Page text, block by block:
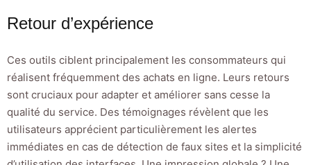
Retour d’expérience
Ces outils ciblent principalement les consommateurs qui
réalisent fréquemment des achats en ligne. Leurs retours
sont cruciaux pour adapter et améliorer sans cesse la
qualité du service. Des témoignages révèlent que les
utilisateurs apprécient particulièrement les alertes
immédiates en cas de détection de faux sites et la simplicité